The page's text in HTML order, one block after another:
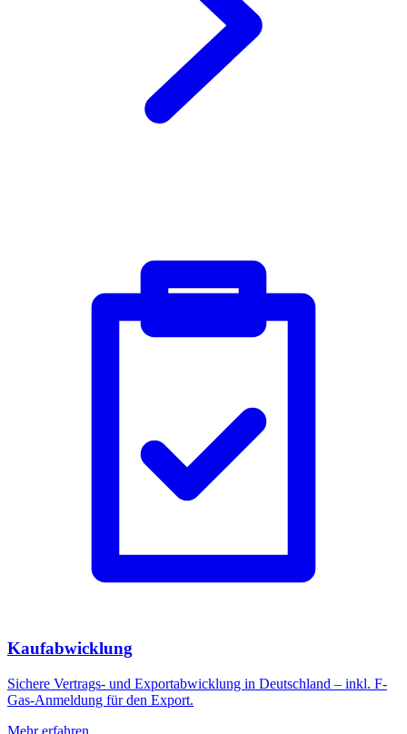
Kaufabwicklung
Sichere Vertrags- und Exportabwicklung in Deutschland – inkl. F-
Gas-Anmeldung für den Export.
Mehr erfahren